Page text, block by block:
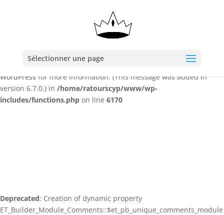
: Function _load_textdomain_just_in_time was called
. Translation loading for the
triggered too early. This is usually an indicator for some code in
the plugin or theme running too early. Translations should be
loaded at the
action or later. Please see
Debugging in
WordPressfor more information. (This message was added in
version 6.7.0.) in /home/ratourscyp/www/wp-
includes/functions.php on line 6170
Sélectionner une page
Deprecated: Creation of dynamic property
ET_Builder_Module_Comments::$et_pb_unique_comments_module